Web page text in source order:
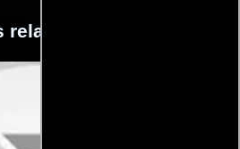
relacionadas